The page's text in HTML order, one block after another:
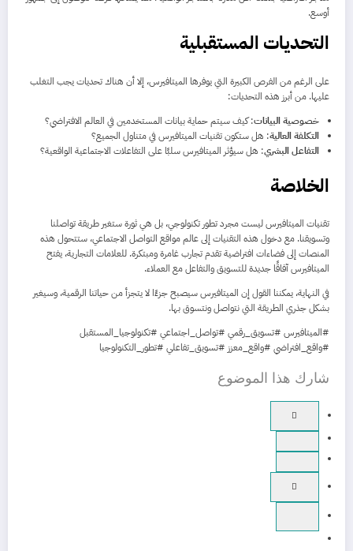
أوسع.
التحديات المستقبلية
على الرغم من الفرص الكبيرة التي يوفرها الميتافيرس، إلا أن هناك تحديات يجب التغلب
عليها. من أبرز هذه التحديات:
خصوصية البيانات: كيف سيتم حماية بيانات المستخدمين في العالم الافتراضي؟
التكلفة العالية: هل ستكون تقنيات الميتافيرس في متناول الجميع؟
التفاعل البشري: هل سيؤثر الميتافيرس سلبًا على التفاعلات الاجتماعية الواقعية؟
الخلاصة
تقنيات الميتافيرس ليست مجرد تطور تكنولوجي، بل هي ثورة ستغير طريقة تواصلنا
وتسويقنا. مع دخول هذه التقنيات إلى عالم مواقع التواصل الاجتماعي، ستتحول هذه
المنصات إلى فضاءات افتراضية تقدم تجارب غامرة ومبتكرة. للعلامات التجارية، يفتح
الميتافيرس آفاقًا جديدة للتسويق والتفاعل مع العملاء.
في النهاية، يمكننا القول إن الميتافيرس سيصبح جزءًا لا يتجزأ من حياتنا الرقمية، وسيغير
بشكل جذري الطريقة التي نتواصل ونتسوق بها.
#الميتافيرس #تسويق_رقمي #تواصل_اجتماعي #تكنولوجيا_المستقبل
#واقع_افتراضي #واقع_معزز #تسويق_تفاعلي #تطور_التكنولوجيا
شارك هذا الموضوع